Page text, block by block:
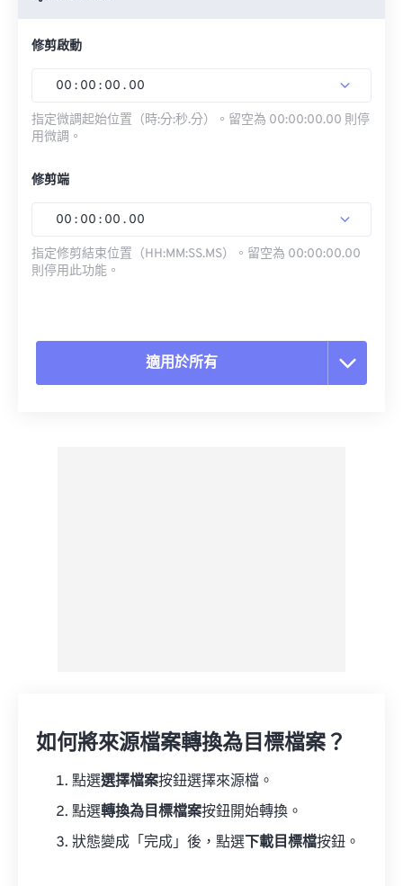
修剪啟動
00 : 00 : 00 . 00
指定微調起始位置（時:分:秒.分）。留空為 00:00:00.00 則停
用微調。
修剪端
00 : 00 : 00 . 00
指定修剪結束位置（HH:MM:SS.MS）。留空為 00:00:00.00
則停用此功能。
適用於所有
如何將來源檔案轉換為目標檔案？
點選選擇檔案按鈕選擇來源檔。
點選轉換為目標檔案按鈕開始轉換。
狀態變成「完成」後，點選 下載目標檔按鈕。